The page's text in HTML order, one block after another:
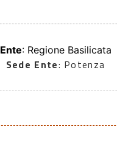
Ente: Regione Basilicata
Sede Ente: Potenza